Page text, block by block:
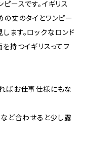
ースです。イギリス
の丈のタイとワンピー
ます。ロックなロンド
持つイギリスってフ
ばお仕事仕様にもな
など合わせると少し露